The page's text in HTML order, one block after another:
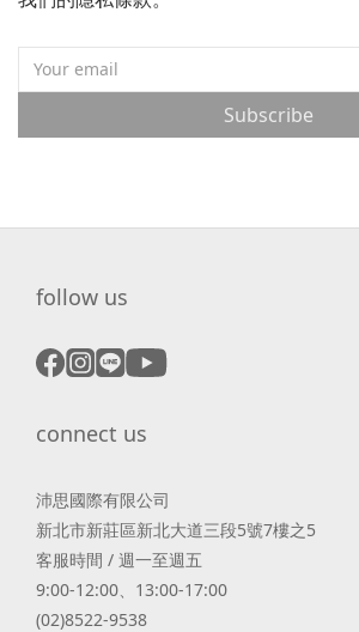
Subscribe
follow us
connect us
沛思國際有限公司
新北市新莊區新北大道三段5號7樓之5
客服時間 / 週一至週五
9:00-12:00、13:00-17:00
(02)8522-9538